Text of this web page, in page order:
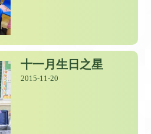
十一月生日之星
2015-11-20